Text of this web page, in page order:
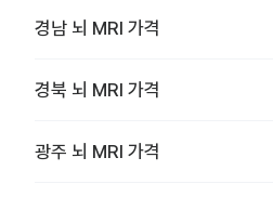
경남 뇌 MRI 가격
경북 뇌 MRI 가격
광주 뇌 MRI 가격